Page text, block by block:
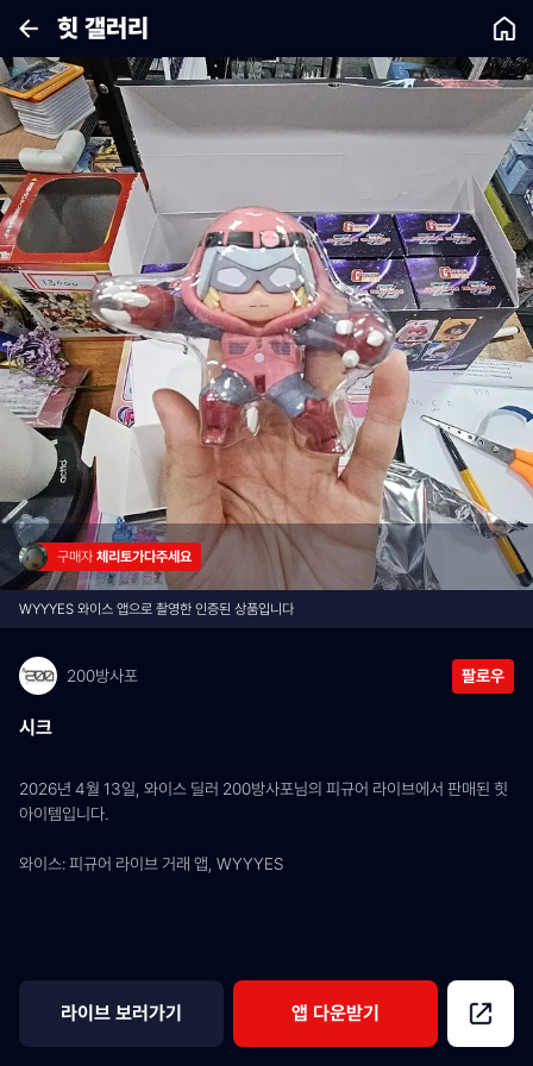
힛 갤러리
구매자 체리토가다주세요
WYYYES 와이스 앱으로 촬영한 인증된 상품입니다
200방사포 팔로우
시크
2026년 4월 13일, 와이스 딜러 200방사포님의 피규어 라이브에서 판매된 힛
아이템입니다.
와이스: 피규어 라이브 거래 앱, WYYYES
라이브 보러가기 앱 다운받기